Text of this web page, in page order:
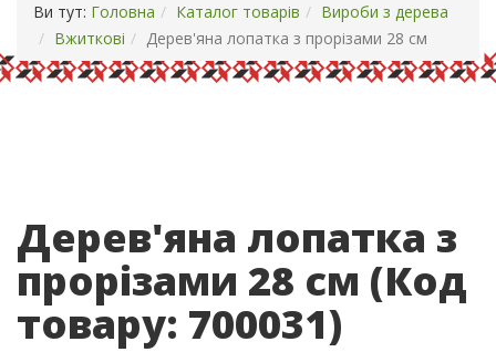
Ви тут: Головна Каталог товарів
Вироби з дерева
Вжиткові
Дерев'яна лопатка з прорізами 28 см
Дерев'яна лопатка з
прорізами 28 см (Код
товару: 700031)